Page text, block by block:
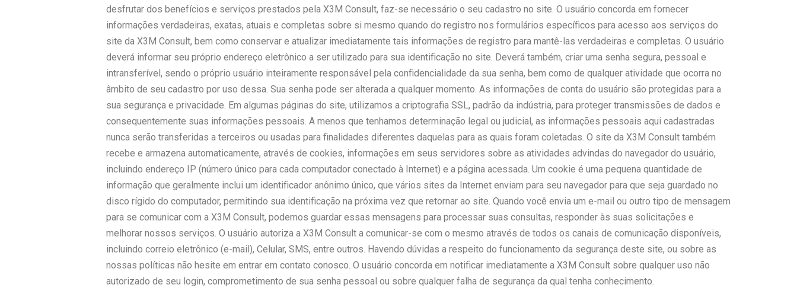
desfrutar dos benefícios e serviços prestados pela X3M Consult, faz-se necessário o seu cadastro no site. O usuário concorda em fornecer
informações verdadeiras, exatas, atuais e completas sobre si mesmo quando do registro nos formulários específicos para acesso aos serviços do
site da X3M Consult, bem como conservar e atualizar imediatamente tais informações de registro para mantê-las verdadeiras e completas. O usuário
deverá informar seu próprio endereço eletrônico a ser utilizado para sua identificação no site. Deverá também, criar uma senha segura, pessoal e
intransferível, sendo o próprio usuário inteiramente responsável pela confidencialidade da sua senha, bem como de qualquer atividade que ocorra no
âmbito de seu cadastro por uso dessa. Sua senha pode ser alterada a qualquer momento. As informações de conta do usuário são protegidas para a
sua segurança e privacidade. Em algumas páginas do site, utilizamos a criptografia SSL, padrão da indústria, para proteger transmissões de dados e
consequentemente suas informações pessoais. A menos que tenhamos determinação legal ou judicial, as informações pessoais aqui cadastradas
nunca serão transferidas a terceiros ou usadas para finalidades diferentes daquelas para as quais foram coletadas. O site da X3M Consult também
recebe e armazena automaticamente, através de cookies, informações em seus servidores sobre as atividades advindas do navegador do usuário,
incluindo endereço IP (número único para cada computador conectado à Internet) e a página acessada. Um cookie é uma pequena quantidade de
informação que geralmente inclui um identificador anônimo único, que vários sites da Internet enviam para seu navegador para que seja guardado no
disco rígido do computador, permitindo sua identificação na próxima vez que retornar ao site. Quando você envia um e-mail ou outro tipo de mensagem
para se comunicar com a X3M Consult, podemos guardar essas mensagens para processar suas consultas, responder às suas solicitações e
melhorar nossos serviços. O usuário autoriza a X3M Consult a comunicar-se com o mesmo através de todos os canais de comunicação disponíveis,
incluindo correio eletrônico (e-mail), Celular, SMS, entre outros. Havendo dúvidas a respeito do funcionamento da segurança deste site, ou sobre as
nossas políticas não hesite em entrar em contato conosco. O usuário concorda em notificar imediatamente a X3M Consult sobre qualquer uso não
autorizado de seu login, comprometimento de sua senha pessoal ou sobre qualquer falha de segurança da qual tenha conhecimento.